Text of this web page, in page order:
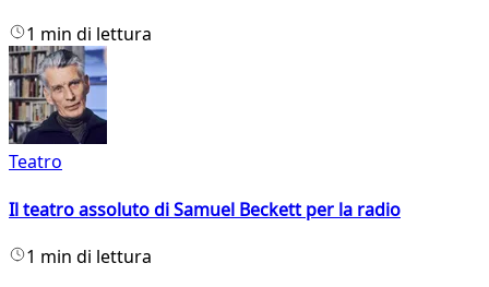
1 min di lettura
Teatro
Il teatro assoluto di Samuel Beckett per la radio
1 min di lettura